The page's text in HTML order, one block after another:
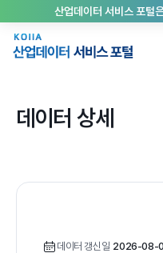
산업데이터 서비스 포털
데이터 상세
데이터 갱신일 2026-08-